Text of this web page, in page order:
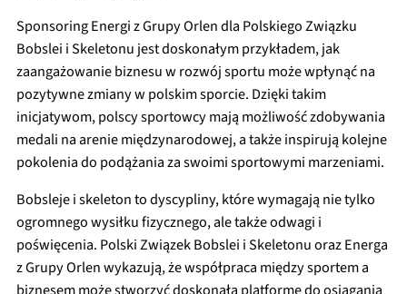
Sponsoring Energi z Grupy Orlen dla Polskiego Związku
Bobslei i Skeletonu jest doskonałym przykładem, jak
zaangażowanie biznesu w rozwój sportu może wpłynąć na
pozytywne zmiany w polskim sporcie. Dzięki takim
inicjatywom, polscy sportowcy mają możliwość zdobywania
medali na arenie międzynarodowej, a także inspirują kolejne
pokolenia do podążania za swoimi sportowymi marzeniami.
Bobsleje i skeleton to dyscypliny, które wymagają nie tylko
ogromnego wysiłku fizycznego, ale także odwagi i
poświęcenia. Polski Związek Bobslei i Skeletonu oraz Energa
z Grupy Orlen wykazują, że współpraca między sportem a